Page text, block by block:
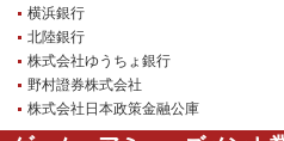
横浜銀行
北陸銀行
株式会社ゆうちょ銀行
野村證券株式会社
株式会社日本政策金融公庫